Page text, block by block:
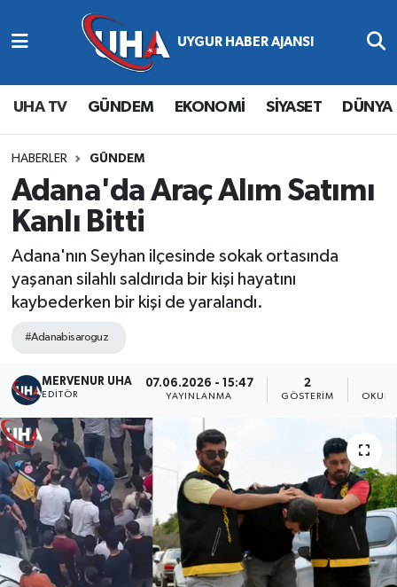
UHA TV GÜNDEM EKONOMİ SİYASET DÜNYA
HABERLER GÜNDEM
Adana'da Araç Alım Satımı
Kanlı Bitti
Adana'nın Seyhan ilçesinde sokak ortasında
yaşanan silahlı saldırıda bir kişi hayatını
kaybederken bir kişi de yaralandı.
#Adanabisaroguz
MERVENUR UHA
EDITÖR
07.06.2026 - 15:47
YAYINLANMA
2
GÖSTERIM
Abone Ol
Gündem
Ekonomi
Magazin
Siyaset
Spor
Yaşam
Nöbetçi Eczaneler
Hava Durumu
Namaz Vakitleri
Trafik Durumu
Süper Lig Puan Durumu ve Fikstür
Tüm Manşetler
Son Dakika Haberleri
Haber Arşivi